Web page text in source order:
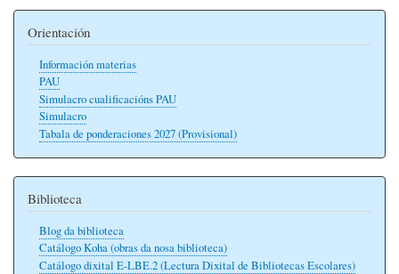
Orientación
Información materias
PAU
Simulacro cualificacións PAU
Simulacro
Tabala de ponderaciones 2027 (Provisional)
Biblioteca
Blog da biblioteca
Catálogo Koha (obras da nosa biblioteca)
Catálogo dixital E-LBE.2 (Lectura Dixital de Bibliotecas Escolares)